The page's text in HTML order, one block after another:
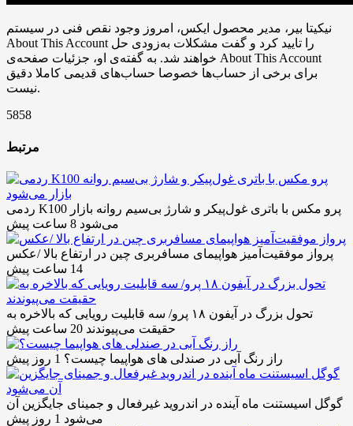
نیکیتا بیر، مدیر محصول ایکس، امروز وجود نقص فنی در سیستم
About This Account را تایید کرد و گفت مشکلات به‌زودی حل
خواهند شد. به گفته‌ی او، جزئیات صفحه‌ی About This Account
برای برخی از حساب‌ها خصوصا حساب‌های قدیمی کاملا دقیق
نیست.
5858
مرتبط
ردمی K100 پرو مکس با باتری غول‌پیکر و شارژ بی‌سیم روانه بازار
می‌شود 8 ساعت پیش
پرواز موفقیت‌آمیز هواپیمای مسافربری چین در ارتفاع بالا /عکس
14 ساعت پیش
تحول بزرگ در آیفون ۱۸ پرو/ سه قابلیت رویایی که بالاخره به
حقیقت می‌پیوندند 20 ساعت پیش
راز رنگ آبی در صندلی های هواپیما چیست؟ 1 روز پیش
گوگل اسیستنت ماه آینده در اندروید غیرفعال و جمینای جایگزین آن
می‌شود 1 روز پیش